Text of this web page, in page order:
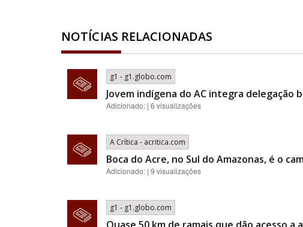
NOTÍCIAS RELACIONADAS
g1 - g1.globo.com
Jovem indígena do AC integra delegação
Adicionado: | 6 visualizações
A Crítica - acritica.com
Boca do Acre, no Sul do Amazonas, é o
Adicionado: | 9 visualizações
g1 - g1.globo.com